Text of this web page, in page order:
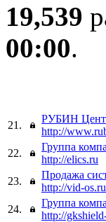
19,539
00:00.
21.
РУБИН
http://
22.
Группа
http://elics.ru
23.
Продажа
http://vid-
24.
Группа
http://